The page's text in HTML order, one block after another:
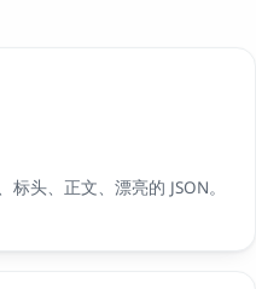
头、正文、漂亮的 JSON。